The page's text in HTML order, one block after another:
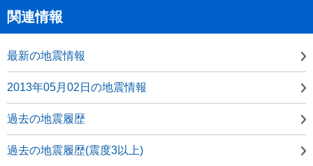
関連情報
最新の地震情報
2013年05月02日の地震情報
過去の地震履歴
過去の地震履歴(震度3以上)